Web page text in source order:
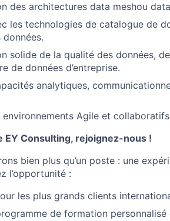
des architectures data meshou
les technologies de catalogue de
solide de la qualité des données,
de données d’entreprise.
analytiques,
environnements Agile et
EY Consulting, rejoignez-nous !
bien plus qu’un poste : une
l’opportunité :
les plus grands clients
de formation personnalisé